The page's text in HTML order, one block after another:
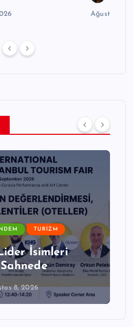
Ağustos 8,
TURIZM
İsimleri
Sahnede
8, 2026